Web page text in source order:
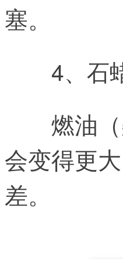
塞。
4、石
燃油
会变得更
差。